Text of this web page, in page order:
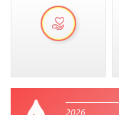
2026